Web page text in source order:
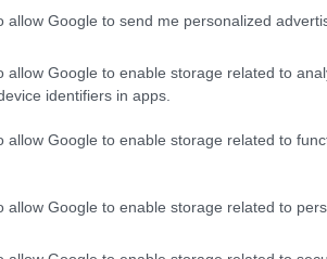
allow Google to send me personalized
allow Google to enable storage related to
identifiers in apps.
allow Google to enable storage related to
allow Google to enable storage related to
αναμένονται βροχές και καταιγίδες